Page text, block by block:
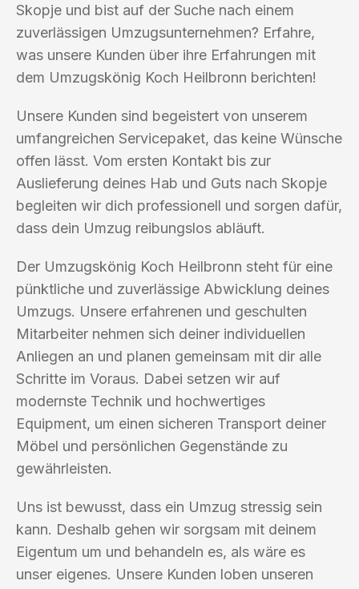
Skopje und bist auf der Suche nach einem
zuverlässigen Umzugsunternehmen? Erfahre,
was unsere Kunden über ihre Erfahrungen mit
dem Umzugskönig Koch Heilbronn berichten!
Unsere Kunden sind begeistert von unserem
umfangreichen Servicepaket, das keine Wünsche
offen lässt. Vom ersten Kontakt bis zur
Auslieferung deines Hab und Guts nach Skopje
begleiten wir dich professionell und sorgen dafür,
dass dein Umzug reibungslos abläuft.
Der Umzugskönig Koch Heilbronn steht für eine
pünktliche und zuverlässige Abwicklung deines
Umzugs. Unsere erfahrenen und geschulten
Mitarbeiter nehmen sich deiner individuellen
Anliegen an und planen gemeinsam mit dir alle
Schritte im Voraus. Dabei setzen wir auf
modernste Technik und hochwertiges
Equipment, um einen sicheren Transport deiner
Möbel und persönlichen Gegenstände zu
gewährleisten.
Uns ist bewusst, dass ein Umzug stressig sein
kann. Deshalb gehen wir sorgsam mit deinem
Eigentum um und behandeln es, als wäre es
unser eigenes. Unsere Kunden loben unseren